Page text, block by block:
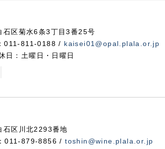
区菊水6条3丁目3番25号
011-811-0188 / kaisei01@opal.plala.or.jp
：土曜日・日曜日
区川北2293番地
011-879-8856 /toshin@wine.plala.or.jp